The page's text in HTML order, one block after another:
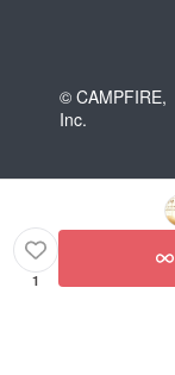
© CAMPFIRE,
Inc.
1